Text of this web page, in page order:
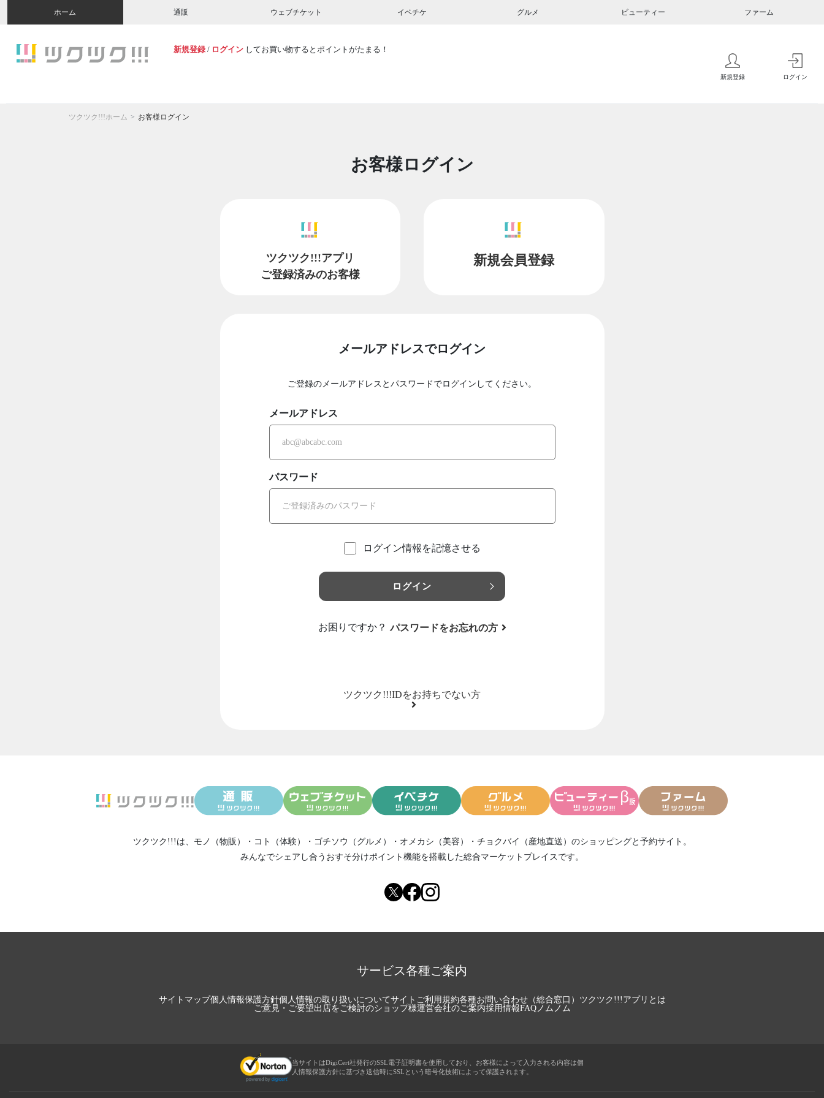
ホーム 通販 ウェブチケット イベチケ グルメ ビューティー ファーム
新規登録 / ログイン してお買い物するとポイントがたまる！
新規登録 ログイン
ツクツク!!!ホーム お客様ログイン
お客様ログイン
ツクツク!!!アプリ
ご登録済みのお客様
新規会員登録
メールアドレスでログイン
ご登録のメールアドレスとパスワードでログインしてください。
メールアドレス
パスワード
ログイン情報を記憶させる
ログイン
お困りですか？ パスワードをお忘れの方
ツクツク!!!IDをお持ちでない方
ツクツク!!!は、 モノ（物販） ・ コト（体験） ・ ゴチソウ（グルメ） ・ オメカシ（美容） ・ チョクバイ（産地直送） のショッピングと予約サイト。
みんなでシェアし合う おすそ分けポイント機能を搭載した総合マーケットプレイスです。
サービス各種ご案内
サイトマップ個人情報保護方針個人情報の取り扱いについてサイトご利用規約各種お問い合わせ（総合窓口） ツクツク!!!アプリとは
ご意見・ご要望出店をご検討のショップ様運営会社のご案内採用情報FAQノムノム
当サイトはDigiCert社発行のSSL電子証明書を使用しており、お客様によって入力される内容は個
人情報保護方針に基づき送信時にSSLという暗号化技術によって保護されます。